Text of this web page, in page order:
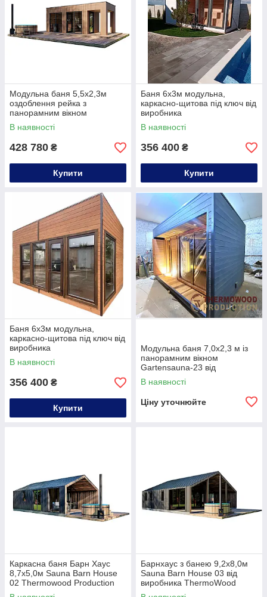
Модульна баня 5,5х2,3м
оздоблення рейка з
панорамним вікном
Gartensauna-22 від
Thermowood Production під
В наявності
428 780 ₴
Купити
Баня 6х3м модульна,
каркасно-щитова під ключ від
виробника
В наявності
356 400 ₴
Купити
Баня 6х3м модульна,
каркасно-щитова під ключ від
виробника
В наявності
356 400 ₴
Купити
Модульна баня 7,0х2,3 м із
панорамним вікном
Gartensauna-23 від
Thermowood Production під
ключ від виробника
В наявності
Ціну уточнюйте
Каркасна баня Барн Хаус
8,7х5,0м Sauna Barn House
02 Thermowood Production
Барнхаус з банею 9,2х8,0м
Sauna Barn House 03 від
виробника ThermoWood
Production